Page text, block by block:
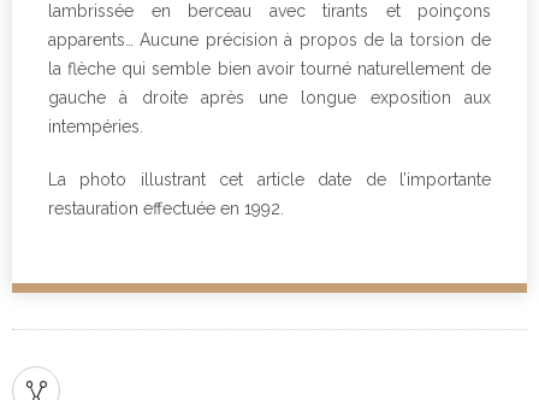
lambrissée en berceau avec tirants et poinçons
apparents… Aucune précision à propos de la torsion de
la flèche qui semble bien avoir tourné naturellement de
gauche à droite après une longue exposition aux
intempéries.
La photo illustrant cet article date de l’importante
restauration effectuée en 1992.